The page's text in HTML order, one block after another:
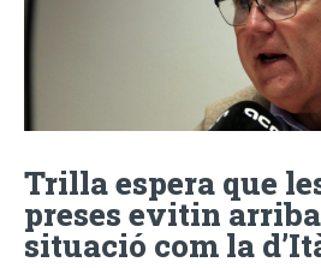
Trilla espera que
preses evitin
situació com la